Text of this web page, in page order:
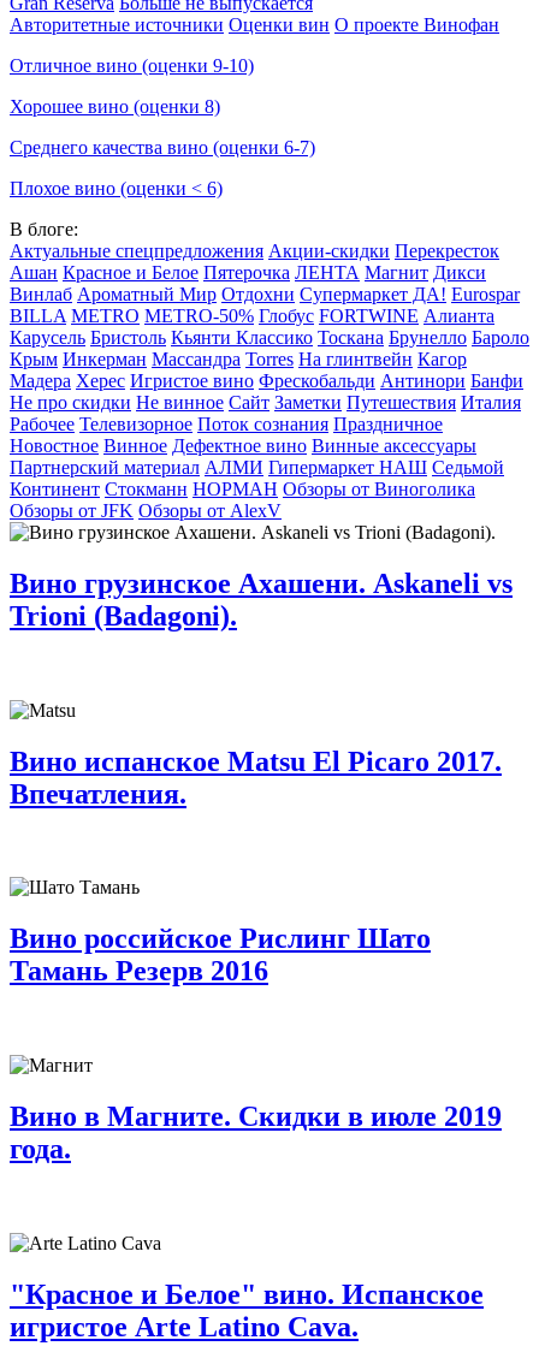
Авторитетные источники Оценки вин О проекте Винофан
Отличное вино (оценки 9-10)
Хорошее вино (оценки 8)
Среднего качества вино (оценки 6-7)
Плохое вино (оценки < 6)
В блоге:
Актуальные спецпредложения Акции-скидки Перекресток
Ашан Красное и Белое Пятерочка ЛЕНТА Магнит Дикси
Винлаб Ароматный Мир Отдохни Супермаркет ДА! Eurospar
BILLA METRO METRO-50% Глобус FORTWINE Алианта
Карусель Бристоль Кьянти Классико Тоскана Брунелло Бароло
Крым Инкерман Массандра Torres На глинтвейн Кагор
Мадера Херес Игристое вино Фрескобальди Антинори Банфи
Не про скидки Не винное Сайт Заметки Путешествия Италия
Рабочее Телевизорное Поток сознания Праздничное
Новостное Винное Дефектное вино Винные аксессуары
Партнерский материал АЛМИ Гипермаркет НАШ Седьмой
Континент Стокманн НОРМАН Обзоры от Виноголика
Обзоры от JFK Обзоры от AlexV
Вино грузинское Ахашени. Askaneli vs
Trioni (Badagoni).
Вино испанское Matsu El Picaro 2017.
Впечатления.
Вино российское Рислинг Шато
Тамань Резерв 2016
Вино в Магните. Скидки в июле 2019
года.
"Красное и Белое" вино. Испанское
игристое Arte Latino Cava.